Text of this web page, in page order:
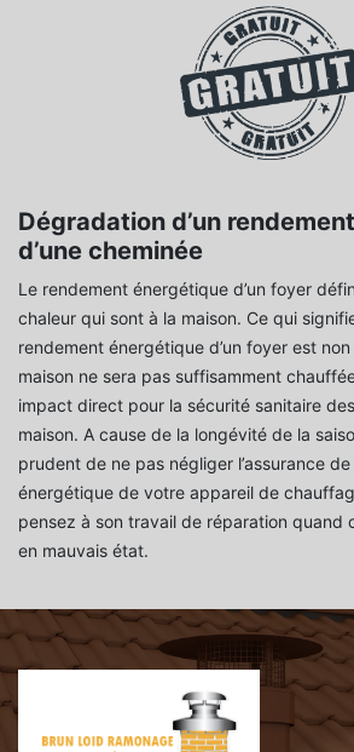
Dégradation d’un
d’une cheminée
Le rendement énergétique d’un foyer
chaleur qui sont à la maison. Ce qui
rendement énergétique d’un foyer est
maison ne sera pas suffisamment
impact direct pour la sécurité sanitaire
maison. A cause de la longévité de la
prudent de ne pas négliger l’assurance de
énergétique de votre appareil de
pensez à son travail de réparation quand
en mauvais état.